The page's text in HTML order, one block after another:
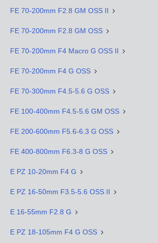
FE 70-200mm F2.8 GM OSS II
FE 70-200mm F2.8 GM OSS
FE 70-200mm F4 Macro G OSS II
FE 70-200mm F4 G OSS
FE 70-300mm F4.5-5.6 G OSS
FE 100-400mm F4.5-5.6 GM OSS
FE 200-600mm F5.6-6.3 G OSS
FE 400-800mm F6.3-8 G OSS
E PZ 10-20mm F4 G
E PZ 16-50mm F3.5-5.6 OSS II
E 16-55mm F2.8 G
E PZ 18-105mm F4 G OSS